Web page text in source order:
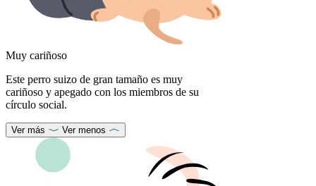
Muy cariñoso
Este perro suizo de gran tamaño es muy
cariñoso y apegado con los miembros de su
círculo social.
Ver más Ver menos